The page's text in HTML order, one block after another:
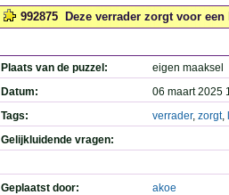
992875 Deze verrader zorgt voor een
Plaats van de puzzel:
eigen maaksel
Datum:
06 maart 2025
Tags:
verrader, zorgt,
Gelijkluidende vragen:
Geplaatst door: akoe